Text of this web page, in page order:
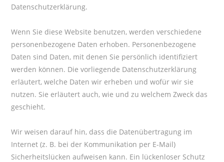
Datenschutzerklärung.
Wenn Sie diese Website benutzen, werden verschiedene
personenbezogene Daten erhoben. Personenbezogene
Daten sind Daten, mit denen Sie persönlich identifiziert
werden können. Die vorliegende Datenschutzerklärung
erläutert, welche Daten wir erheben und wofür wir sie
nutzen. Sie erläutert auch, wie und zu welchem Zweck das
geschieht.
Wir weisen darauf hin, dass die Datenübertragung im
Internet (z. B. bei der Kommunikation per E-Mail)
Sicherheitslücken aufweisen kann. Ein lückenloser Schutz